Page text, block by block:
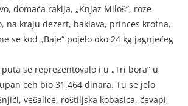
domaća rakija, „Knjaz Miloš“, roze
na kraju dezert, baklava, princes krofna,
se kod „Baje“ pojelo oko 24 kg jagnjećeg
se reprezentovalo i u „Tri bora“ u
ceh bio 31.464 dinara. Tu se jelo
vešalice, roštiljska kobasica, ćevapi,